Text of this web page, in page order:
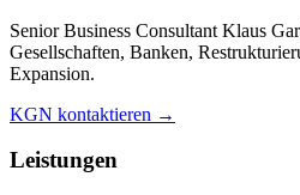
Senior Business Consultant Klaus
Gesellschaften, Banken,
Expansion.
KGN kontaktieren →
Leistungen